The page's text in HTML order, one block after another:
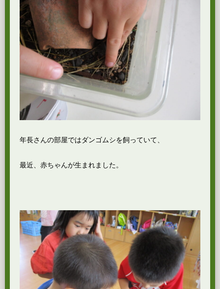
年長さんの部屋ではダンゴムシを飼っていて、
最近、赤ちゃんが生まれました。